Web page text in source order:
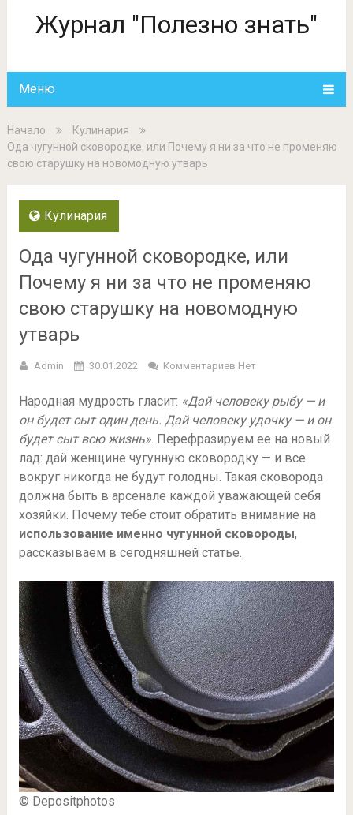
Журнал "Полезно знать"
Меню
Начало
Кулинария
Ода чугунной сковородке, или Почему я ни за что не променяю
свою старушку на новомодную утварь
Кулинария
Ода чугунной сковородке, или
Почему я ни за что не променяю
свою старушку на новомодную
утварь
Admin 30.01.2022 Комментариев Нет
Народная мудрость гласит: «Дай человеку рыбу — и
он будет сыт один день. Дай человеку удочку — и он
будет сыт всю жизнь». Перефразируем ее на новый
лад: дай женщине чугунную сковородку — и все
вокруг никогда не будут голодны. Такая сковорода
должна быть в арсенале каждой уважающей себя
хозяйки. Почему тебе стоит обратить внимание на
использование именно чугунной сковороды,
рассказываем в сегодняшней статье.
© Depositphotos